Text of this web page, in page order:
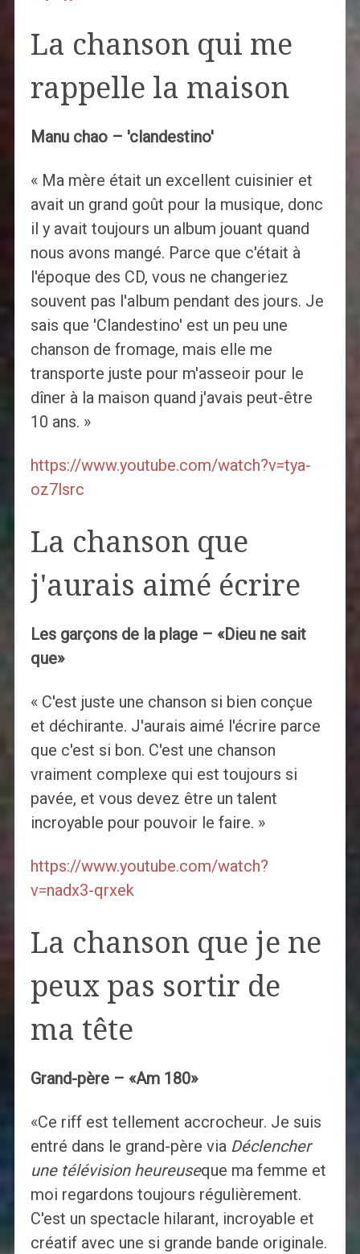
La chanson qui me
rappelle la maison
Manu chao – 'clandestino'
« Ma mère était un excellent cuisinier et
avait un grand goût pour la musique, donc
il y avait toujours un album jouant quand
nous avons mangé. Parce que c'était à
l'époque des CD, vous ne changeriez
souvent pas l'album pendant des jours. Je
sais que 'Clandestino' est un peu une
chanson de fromage, mais elle me
transporte juste pour m'asseoir pour le
dîner à la maison quand j'avais peut-être
10 ans. »
https://www.youtube.com/watch?v=tya-
oz7lsrc
La chanson que
j'aurais aimé écrire
Les garçons de la plage – «Dieu ne sait
que»
« C'est juste une chanson si bien conçue
et déchirante. J'aurais aimé l'écrire parce
que c'est si bon. C'est une chanson
vraiment complexe qui est toujours si
pavée, et vous devez être un talent
incroyable pour pouvoir le faire. »
https://www.youtube.com/watch?
v=nadx3-qrxek
La chanson que je ne
peux pas sortir de
ma tête
Grand-père – «Am 180»
«Ce riff est tellement accrocheur. Je suis
entré dans le grand-père via Déclencher
une télévision heureuseque ma femme et
moi regardons toujours régulièrement.
C'est un spectacle hilarant, incroyable et
créatif avec une si grande bande originale.